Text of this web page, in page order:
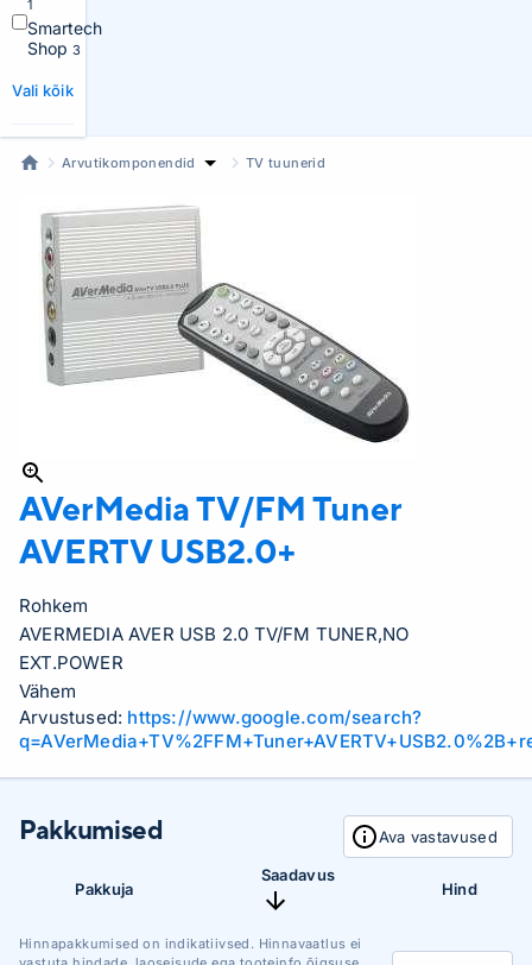
1
Smartech
Shop 3
Vali kõik
Arvutikomponendid TV tuunerid
AVerMedia TV/FM Tuner
AVERTV USB2.0+
Rohkem
AVERMEDIA AVER USB 2.0 TV/FM TUNER,NO
EXT.POWER
Vähem
Arvustused: https://www.google.com/search?
Pakkumised Ava vastavused
Pakkuja
Saadavus
Hind
Hinnapakkumised on indikatiivsed. Hinnavaatlus ei